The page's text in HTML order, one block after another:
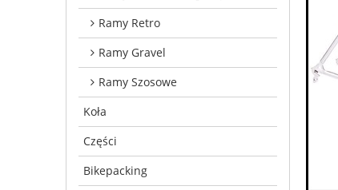
Ramy Retro
Ramy Gravel
Ramy Szosowe
Koła
Części
Bikepacking